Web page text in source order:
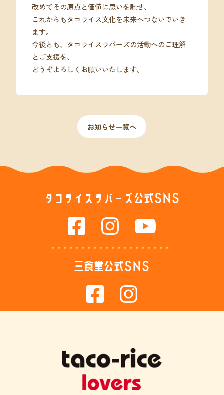
改めてその原点と価値に思いを馳せ、
これからもタコライス文化を未来へつないでいき
ます。
今後とも、タコライスラバーズの活動へのご理解
とご支援を、
どうぞよろしくお願いいたします。
お知らせ一覧へ
タコライスラバーズ公式SNS
三食堂公式SNS